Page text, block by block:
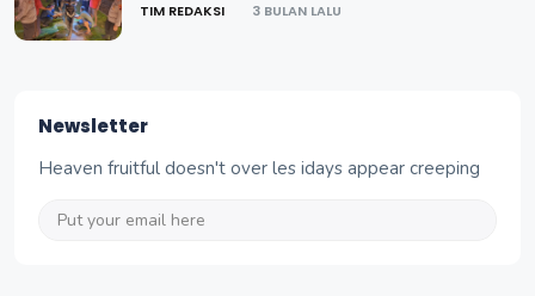
TIM REDAKSI 3 BULAN LALU
Newsletter
Heaven fruitful doesn't over les idays appear creeping